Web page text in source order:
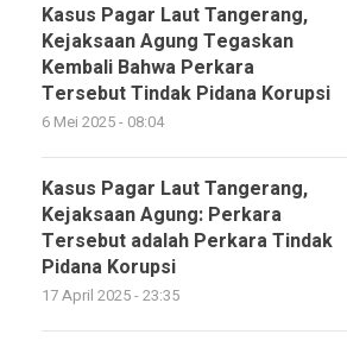
Kasus Pagar Laut Tangerang,
Kejaksaan Agung Tegaskan
Kembali Bahwa Perkara
Tersebut Tindak Pidana Korupsi
6 Mei 2025 - 08:04
Kasus Pagar Laut Tangerang,
Kejaksaan Agung: Perkara
Tersebut adalah Perkara Tindak
Pidana Korupsi
17 April 2025 - 23:35